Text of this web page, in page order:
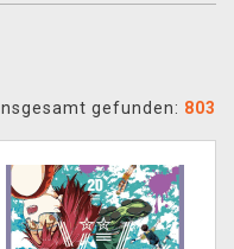
Insgesamt gefunden: 803